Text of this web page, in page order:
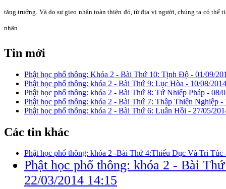
tăng trưởng. Và do sự gieo nhân toàn thiện đó, từ địa vị người, chúng ta có thể
nhân.
Tin mới
Phật học phổ thông: Khóa 2 - Bài Thứ 10: Tịnh Ðộ - 01/09/
Phật học phổ thông: khóa 2 - Bài Thứ 9: Lục Hòa - 10/08/
Phật học phổ thông: khóa 2 - Bài Thứ 8: Tứ Nhiếp Pháp - 08/
Phật học phổ thông: khóa 2 - Bài Thứ 7: Thập Thiện Nghiệp -
Phật học phổ thông: khóa 2 - Bài Thứ 6: Luân Hồi - 27/05/
Các tin khác
Phật học phổ thông: khóa 2 -Bài Thứ 4:Thiểu Dục Và Tri
Phật học phổ thông: khóa 2 - Bài
22/03/2014 14:15